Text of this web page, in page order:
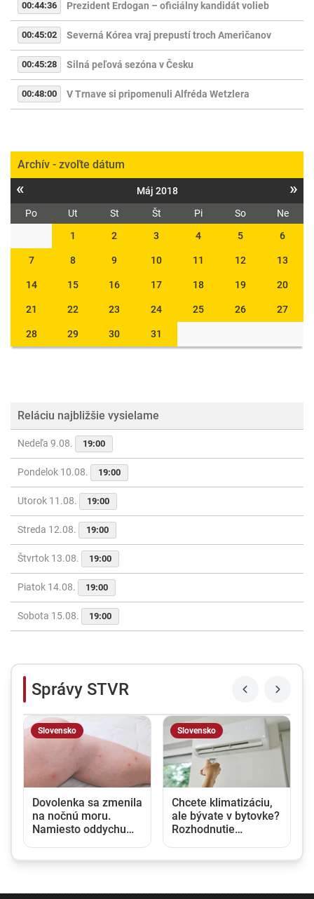
00:44:36 Prezident Erdogan – oficiálny kandidát volieb
00:45:02 Severná Kórea vraj prepustí troch Američanov
00:45:28 Silná peľová sezóna v Česku
00:48:00 V Trnave si pripomenuli Alfréda Wetzlera
Archív - zvoľte dátum
« Máj 2018 »
Po Ut St Št Pi So
Ne
1
2 3 4 5 6
7 8 9 10 11 12 13
14 15 16 17 18 19 20
21 22 23 24 25 26 27
28 29 30 31
Reláciu najbližšie vysielame
Nedeľa 9.08. 19:00
Pondelok 10.08. 19:00
Utorok 11.08. 19:00
Streda 12.08. 19:00
Štvrtok 13.08. 19:00
Piatok 14.08. 19:00
Sobota 15.08. 19:00
Správy STVR
Slovensko
Dovolenka sa zmenila
na nočnú moru.
Namiesto oddychu
Slovensko
Chcete klimatizáciu,
ale bývate v bytovke?
Rozhodnutie